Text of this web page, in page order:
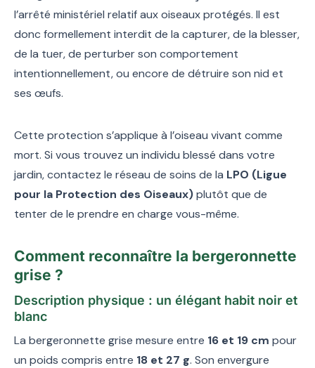
l’arrêté ministériel relatif aux oiseaux protégés. Il est
donc formellement interdit de la capturer, de la blesser,
de la tuer, de perturber son comportement
intentionnellement, ou encore de détruire son nid et
ses œufs.
Cette protection s’applique à l’oiseau vivant comme
mort. Si vous trouvez un individu blessé dans votre
jardin, contactez le réseau de soins de la LPO (Ligue
pour la Protection des Oiseaux)plutôt que de
tenter de le prendre en charge vous-même.
Comment reconnaître la bergeronnette
grise ?
Description physique : un élégant habit noir et
blanc
La bergeronnette grise mesure entre 16 et 19 cm pour
un poids compris entre 18 et 27 g. Son envergure